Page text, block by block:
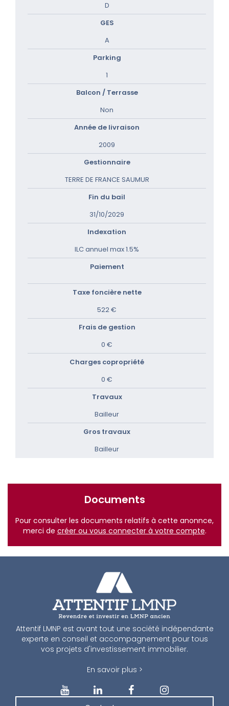
D
GES
A
Parking
1
Balcon / Terrasse
Non
Année de livraison
2009
Gestionnaire
TERRE DE FRANCE SAUMUR
Fin du bail
31/10/2029
Indexation
ILC annuel max 1.5%
Paiement
Taxe foncière nette
522 €
Frais de gestion
0 €
Charges copropriété
0 €
Travaux
Bailleur
Gros travaux
Bailleur
Documents
Pour consulter les documents relatifs à cette anonnce,
merci de créer ou vous connecter à votre compte.
Attentif LMNP est avant tout une société indépendante
experte en conseil et accompagnement pour tous
vos projets d'investissement immobilier.
En savoir plus >